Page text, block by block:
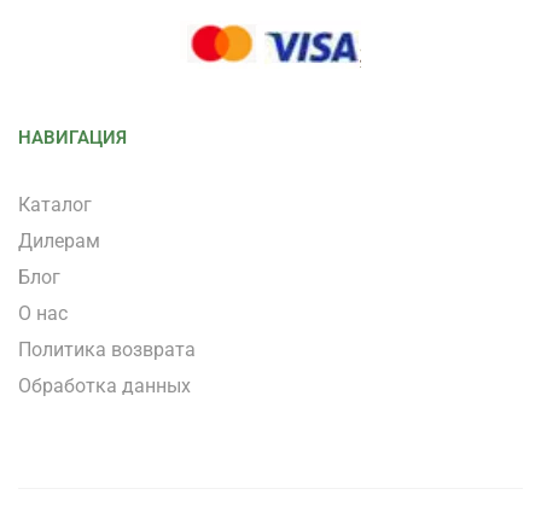
НАВИГАЦИЯ
Каталог
Дилерам
Блог
О нас
Политика возврата
Обработка данных